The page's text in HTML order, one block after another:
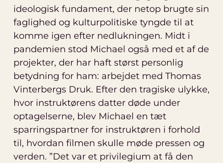
ideologisk fundament, der netop brugte sin
faglighed og kulturpolitiske tyngde til at
komme igen efter nedlukningen. Midt i
pandemien stod Michael også med et af de
projekter, der har haft størst personlig
betydning for ham: arbejdet med Thomas
Vinterbergs Druk. Efter den tragiske ulykke,
hvor instruktørens datter døde under
optagelserne, blev Michael en tæt
sparringspartner for instruktøren i forhold
til, hvordan filmen skulle møde pressen og
verden. ”Det var et privilegium at få den